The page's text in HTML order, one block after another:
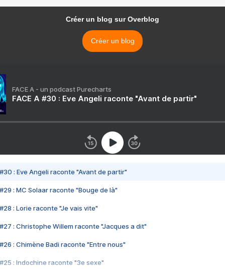
Créer un blog sur Overblog
Créer un blog
FACE A - un podcast Purecharts
FACE A #30 : Eve Angeli raconte "Avant de partir"
#30 : Eve Angeli raconte "Avant de partir"
#29 : MC Solaar raconte "Bouge de là"
#28 : Lorie raconte "Je vais vite"
#27 : Christophe Willem raconte "Jacques a dit"
#26 : Chimène Badi raconte "Entre nous"
#25 : Indochine raconte "3e sexe"